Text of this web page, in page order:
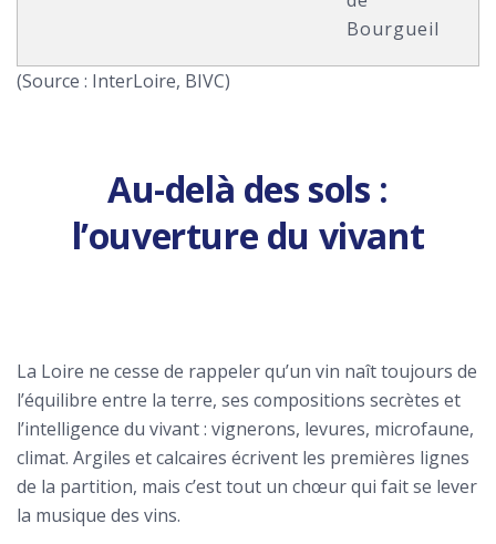
Bourgueil
(Source : InterLoire, BIVC)
Au-delà des sols :
l’ouverture du vivant
La Loire ne cesse de rappeler qu’un vin naît toujours de
l’équilibre entre la terre, ses compositions secrètes et
l’intelligence du vivant : vignerons, levures, microfaune,
climat. Argiles et calcaires écrivent les premières lignes
de la partition, mais c’est tout un chœur qui fait se lever
la musique des vins.